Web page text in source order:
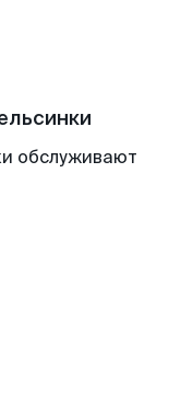
обслуживают